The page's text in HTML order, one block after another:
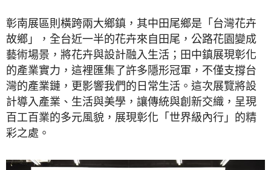
彰南展區則橫跨兩大鄉鎮，其中田尾鄉是「台灣花卉
故鄉」，全台近一半的花卉來自田尾，公路花園變成
藝術場景，將花卉與設計融入生活；田中鎮展現彰化
的產業實力，這裡匯集了許多隱形冠軍，不僅支撐台
灣的產業鏈，更影響我們的日常生活。這次展覽將設
計導入產業、生活與美學，讓傳統與創新交織，呈現
百工百業的多元風貌，展現彰化「世界級內行」的精
彩之處。